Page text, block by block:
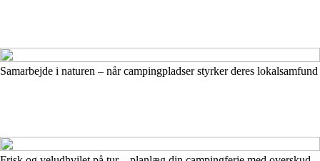
Samarbejde i naturen – når campingpladser styrker deres lokalsamfund